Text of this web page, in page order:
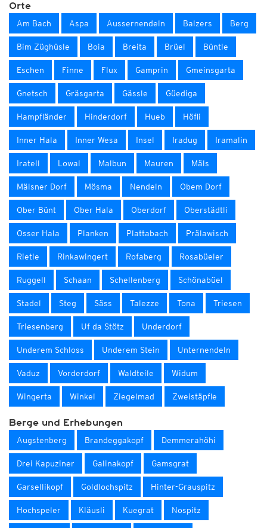
Orte
Am Bach Aspa Aussernendeln Balzers Berg
Bim Züghüsle Boia Breita Brüel Büntle
Eschen Finne Flux Gamprin Gmeinsgarta
Gnetsch Gräsgarta Gässle Güediga
Hampfländer Hinderdorf Hueb Höfli
Inner Hala Inner Wesa Insel Iradug Iramalin
Iratell Lowal Malbun Mauren Mäls
Mälsner Dorf Mösma Nendeln Obem Dorf
Ober Bünt Ober Hala Oberdorf Oberstädtli
Osser Hala Planken Plattabach Prälawisch
Rietle Rinkawingert Rofaberg Rosabüeler
Ruggell Schaan Schellenberg Schönabüel
Stadel Steg Säss Talezze Tona Triesen
Triesenberg Uf da Stötz Underdorf
Underem Schloss Underem Stein Unternendeln
Vaduz Vorderdorf Waldteile Widum
Wingerta Winkel Ziegelmad Zweistäpfle
Berge und Erhebungen
Augstenberg Brandeggakopf Demmerahöhi
Drei Kapuziner Galinakopf Gamsgrat
Garsellikopf Goldlochspitz Hinter-Grauspitz
Hochspeler Kläusli Kuegrat Nospitz